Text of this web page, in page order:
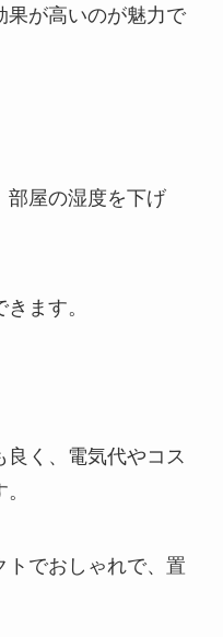
果が高いのが魅力で
部屋の湿度を下げ
ます。
良く、電気代やコス
トでおしゃれで、置